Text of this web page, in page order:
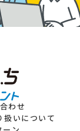
わせ
扱いについて